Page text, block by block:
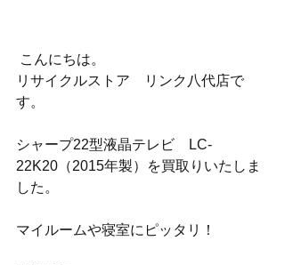
こんにちは。
リサイクルストア　リンク八代店で
す。
シャープ22型液晶テレビ　LC-
22K20（2015年製）を買取りいたしま
した。
マイルームや寝室にピッタリ！